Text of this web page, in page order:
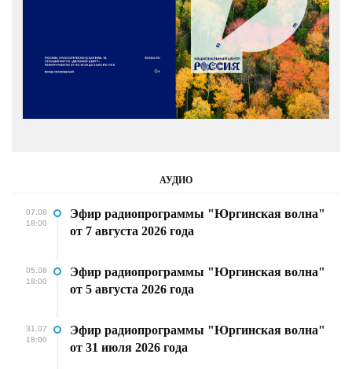
АУДИО
07.08
18:00
Эфир радиопрограммы "Юргинская волна"
от 7 августа 2026 года
05.08
18:00
Эфир радиопрограммы "Юргинская волна"
от 5 августа 2026 года
31.07
18:00
Эфир радиопрограммы "Юргинская волна"
от 31 июля 2026 года